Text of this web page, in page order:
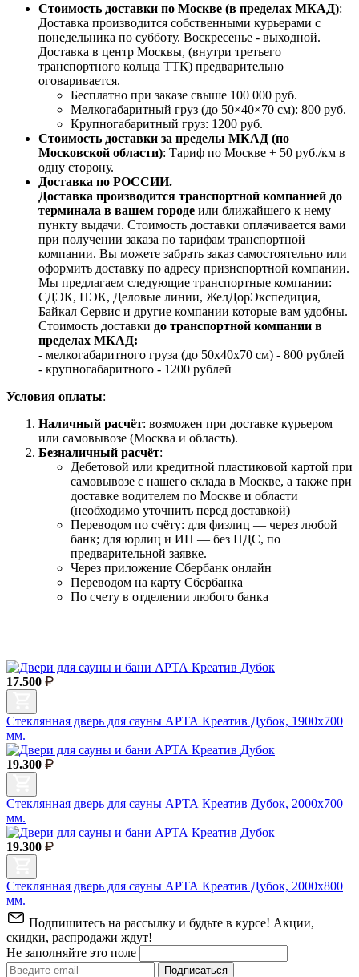
Стоимость доставки по Москве (в пределах МКАД):
Доставка производится собственными курьерами с
понедельника по субботу. Воскресенье - выходной.
Доставка в центр Москвы, (внутри третьего
транспортного кольца ТТК) предварительно
оговаривается.
Бесплатно при заказе свыше 100 000 руб.
Мелкогабаритный груз (до 50×40×70 см): 800 руб.
Крупногабаритный груз: 1200 руб.
Стоимость доставки за пределы МКАД (по
Московской области): Тариф по Москве + 50 руб./км в
одну сторону.
Доставка по РОССИИ.
Доставка производится транспортной компанией до
терминала в вашем городе или ближайшего к нему
пункту выдачи. Стоимость доставки оплачивается вами
при получении заказа по тарифам транспортной
компании. Вы можете забрать заказ самостоятельно или
оформить доставку по адресу признспортной компании.
Мы предлагаем следующие транспортные компании:
СДЭК, ПЭК, Деловые линии, ЖелДорЭкспедиция,
Байкал Сервис и другие компании которые вам удобны.
Стоимость доставки до транспортной компании в
пределах МКАД:
- мелкогабаритного груза (до 50х40х70 см) - 800 рублей
- крупногабаритного - 1200 рублей
Условия оплаты:
Наличный расчёт: возможен при доставке курьером
или самовывозе (Москва и область).
Безналичный расчёт:
Дебетовой или кредитной пластиковой картой при
самовывозе с нашего склада в Москве, а также при
доставке водителем по Москве и области
(необходимо уточнить перед доставкой)
Переводом по счёту: для физлиц — через любой
банк; для юрлиц и ИП — без НДС, по
предварительной заявке.
Через приложение Сбербанк онлайн
Переводом на карту Сбербанка
По счету в отделении любого банка
17.500
Стеклянная дверь для сауны АРТА Креатив Дубок, 1900х700
мм.
19.300
Стеклянная дверь для сауны АРТА Креатив Дубок, 2000х700
мм.
19.300
Стеклянная дверь для сауны АРТА Креатив Дубок, 2000х800
мм.
Подпишитесь на рассылку и будьте в курсе! Акции,
скидки, распродажи ждут!
Не заполняйте это поле
Подписаться